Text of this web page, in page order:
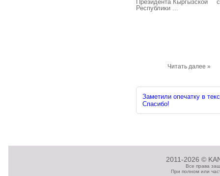
Президента Кыргызской
Республики ...
Читать далее »
Заметили опечатку в
Спасибо!
2011-2026 ©
Все права
При полном или